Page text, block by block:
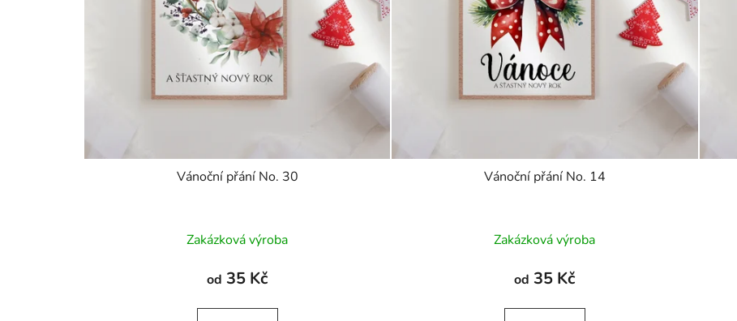
Vánoční přání No. 30
Zakázková výroba
od 35 Kč
Vánoční přání No. 14
Zakázková výroba
od 35 Kč